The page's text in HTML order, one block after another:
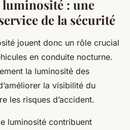
luminosité : une
de la sécurité
jouent donc un rôle crucial
en conduite nocturne.
la luminosité des
la visibilité du
les risques d’accident.
luminosité contribuent